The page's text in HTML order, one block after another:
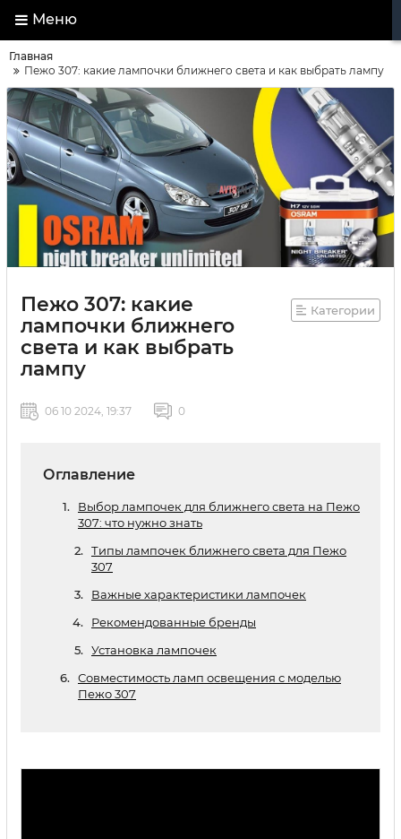
Меню
Главная
Пежо 307: какие лампочки ближнего света и как выбрать лампу
Пежо 307: какие
лампочки ближнего
света и как выбрать
лампу
Категории
06 10 2024, 19:37 0
Оглавление
Выбор лампочек для ближнего света на Пежо
307: что нужно знать
Типы лампочек ближнего света для Пежо
307
Важные характеристики лампочек
Рекомендованные бренды
Установка лампочек
Совместимость ламп освещения с моделью
Пежо 307